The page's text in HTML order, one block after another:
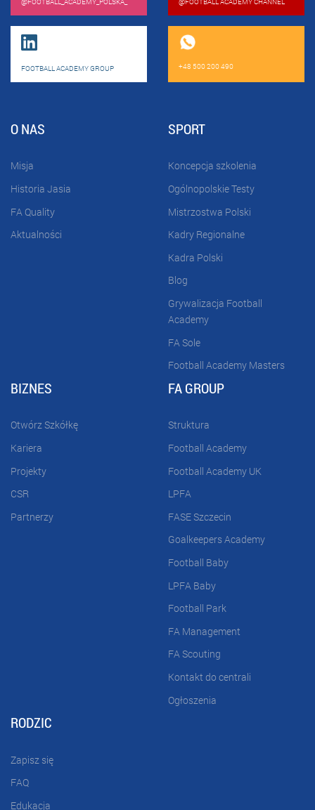
FOOTBALL ACADEMY GROUP +48 500 200 490
O NAS
Misja
Historia Jasia
FA Quality
Aktualności
SPORT
Koncepcja szkolenia
Ogólnopolskie Testy
Mistrzostwa Polski
Kadry Regionalne
Kadra Polski
Blog
Grywalizacja Football
Academy
FA Sole
Football Academy Masters
BIZNES
Otwórz Szkółkę
Kariera
Projekty
CSR
Partnerzy
FA GROUP
Struktura
Football Academy
Football Academy UK
LPFA
FASE Szczecin
Goalkeepers Academy
Football Baby
LPFA Baby
Football Park
FA Management
FA Scouting
Kontakt do centrali
Ogłoszenia
RODZIC
Zapisz się
FAQ
Edukacja